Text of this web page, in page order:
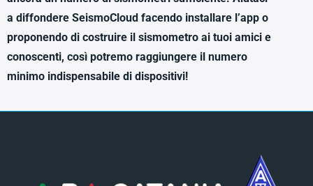
a diffondere SeismoCloud facendo installare l’app o
proponendo di costruire il sismometro ai tuoi amici e
conoscenti, così potremo raggiungere il numero
minimo indispensabile di dispositivi!